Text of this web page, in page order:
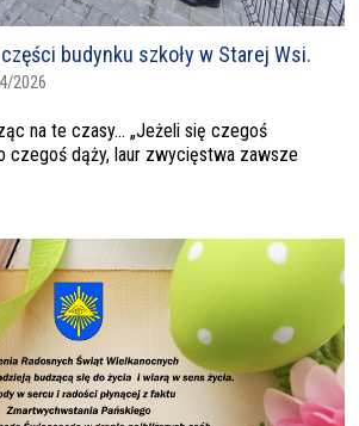
budynku szkoły w Starej Wsi.
2026
na te czasy… „Jeżeli się czegoś
czegoś dąży, laur zwycięstwa zawsze